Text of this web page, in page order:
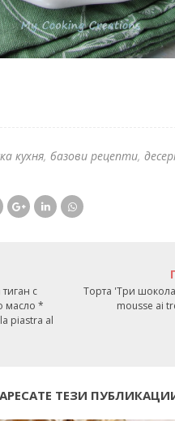
кухня базови рецепти
Торта 'Три
mousse ai
с
масло *
piastra al
ТЕЗИ